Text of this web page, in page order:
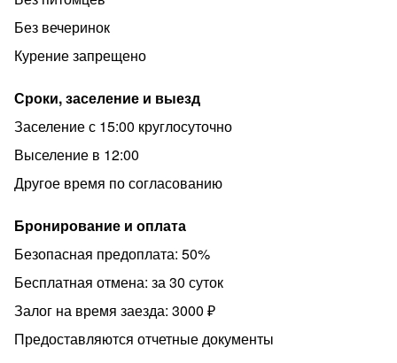
Всего в 15 минутах от метро «Новочеркасская» —
удобной транспортной развязки, которая позволяет
быстро добраться до любой части города..
· ✈️ Аэропорт «Пулково» — 40 минут езды
· ️ Центр города — 20 минут езды
· Большеохтинский мост — 20 минут езды
· Все достопримечательности и прекрасные локации
Невского проспекта — 25 минут езды
· Музей «Невская застава» — 15 минут езды
· Парки, фитнес-центры, салоны красоты, клиники и
торговые центры — всё под рукой
ПРАВИЛА ПРОЖИВАНИЯ
Без вечеринок
Курение запрещено
Сроки, заселение и выезд
Заселение с 15:00 круглосуточно
Выселение в 12:00
Другое время по согласованию
Бронирование и оплата
Безопасная предоплата: 50%
Бесплатная отмена: за 30 суток
Залог на время заезда: 3000 ₽
Предоставляются отчетные документы